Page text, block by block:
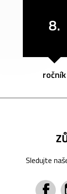
8.
ročník
Sledujte